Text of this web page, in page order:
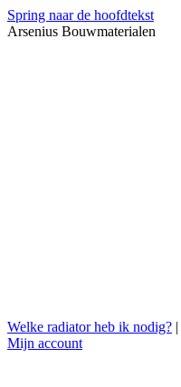
Spring naar de hoofdtekst
Arsenius Bouwmaterialen
Welke radiator heb ik nodig? |
Mijn account